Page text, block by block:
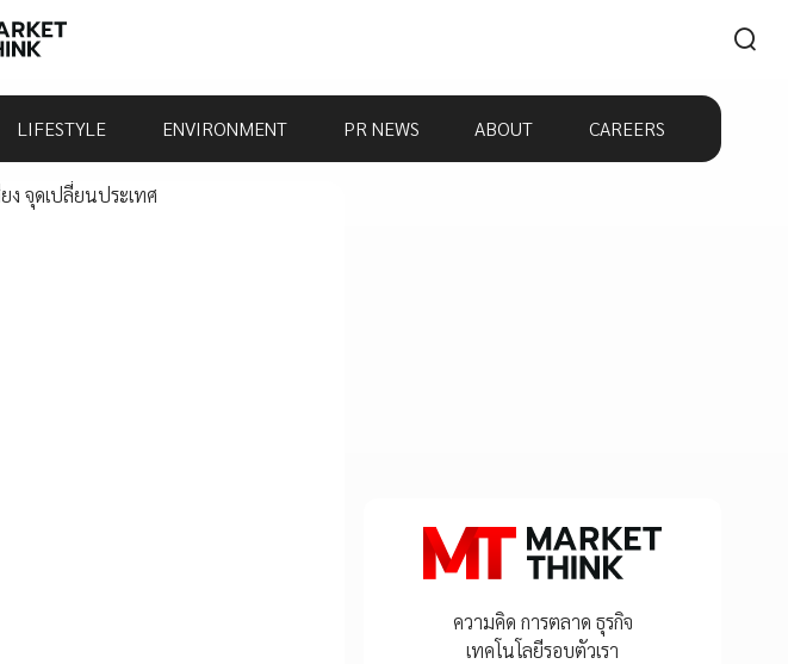
LIFESTYLE ENVIRONMENT PR NEWS ABOUT CAREERS
ความคิด การตลาด ธุรกิจ
เทคโนโลยีรอบตัวเรา